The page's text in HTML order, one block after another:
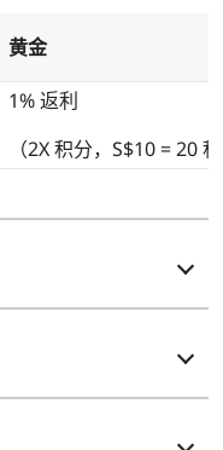
黄金
1% 返利
（2X 积分，S$10 = 20